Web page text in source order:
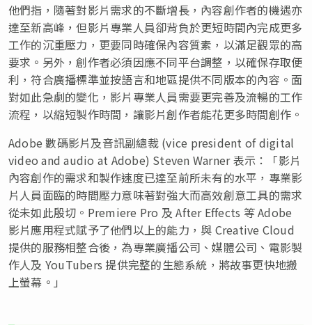
他們指，隨著對影片需求的不斷增長，內容創作者的機遇亦
達至新高峰，但影片專業人員卻背負於更短時間內完成更多
工作的沉重壓力，更要同時確保內容質素，以滿足觀眾的高
要求。另外，創作者必須因應不同平台調整，以確保存取便
利，符合廣播標準並按語言和地區提供不同版本的內容。面
對如此急劇的變化，影片專業人員需要更完善及流暢的工作
流程，以縮短製作時間，讓影片創作者能花更多時間創作。
Adobe 數碼影片及音訊副總裁 (vice president of digital
video and audio at Adobe) Steven Warner 表示：「影片
內容創作的需求和製作速度已達至前所未有的水平，專業影
片人員面臨的時間壓力意味著對強大而高效創意工具的需求
從未如此殷切。Premiere Pro 及 After Effects 等 Adobe
影片應用程式賦予了他們以上的能力，與 Creative Cloud
提供的服務相整合後，為專業廣播公司、媒體公司、電影製
作人及 YouTubers 提供完整的生態系統，將故事更快地搬
上螢幕。」